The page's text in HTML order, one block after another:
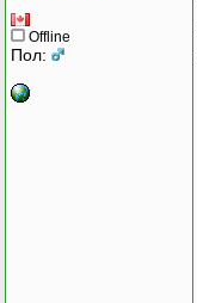
Offline
Пол: